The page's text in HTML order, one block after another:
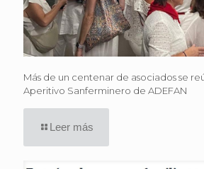
Más de un centenar de asociados se
Aperitivo Sanferminero de ADEFAN
Leer más